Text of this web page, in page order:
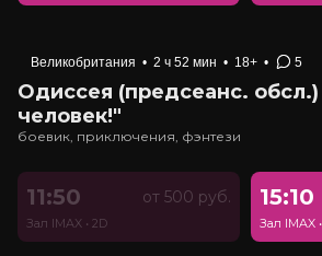
Великобритания • 2 ч 52 мин • 18+ • 5
Одиссея (предсеанс. обсл.)
человек!"
боевик, приключения, фэнтези
11:50 от 500 руб.
Зал IMAX • 2D
15:10
Зал IMAX •